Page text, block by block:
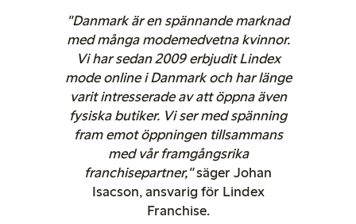
"Danmark är en spännande marknad
med många modemedvetna kvinnor.
Vi har sedan 2009 erbjudit Lindex
mode online i Danmark och har länge
varit intresserade av att öppna även
fysiska butiker. Vi ser med spänning
fram emot öppningen tillsammans
med vår framgångsrika
franchisepartner,"säger Johan
Isacson, ansvarig för Lindex
Franchise.